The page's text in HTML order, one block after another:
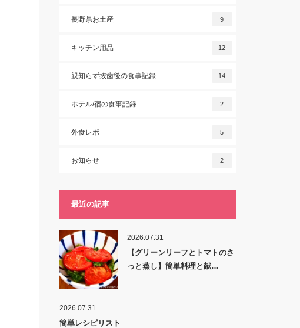
長野県お土産 9
キッチン用品 12
親知らず抜歯後の食事記録 14
ホテル/宿の食事記録 2
外食レポ 5
お知らせ 2
最近の記事
2026.07.31
【グリーンリーフとトマトのさ
っと蒸し】簡単料理と献…
2026.07.31
簡単レシピリスト